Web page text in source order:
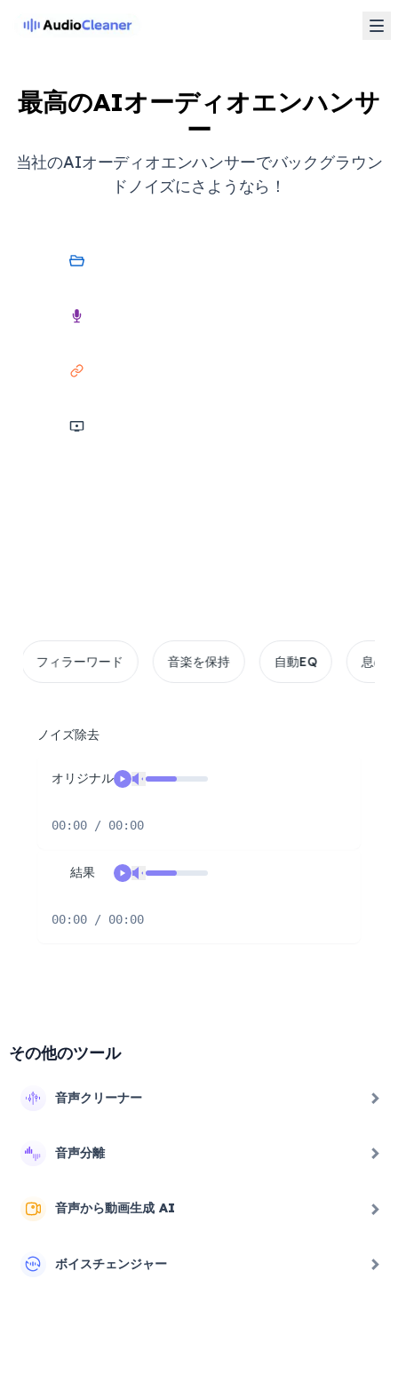
最高のAIオーディオエンハンサ
ー
当社のAIオーディオエンハンサーでバックグラウン
ドノイズにさようなら！
ワード 音楽を保持 自動EQ 息の除去
ノイズ除去
オリジナル
00:00 / 00:00
結果
00:00 / 00:00
その他のツール
音声クリーナー
音声分離
音声から動画生成 AI
ボイスチェンジャー